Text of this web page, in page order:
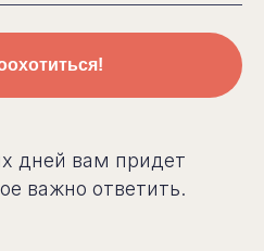
дней вам придет
важно ответить.